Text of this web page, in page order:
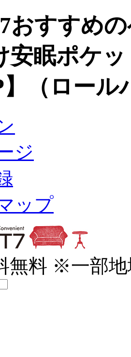
おすすめ
安眠ポケ
】（ロー
ジ
ップ
無料 ※一部地